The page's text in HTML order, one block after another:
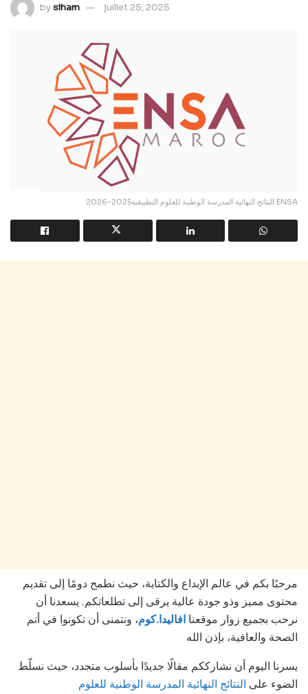
bysiham juillet 25, 2025
النتائج النهائية المدرسة الوطنية للعلوم التطبيقية2025-2026 ENSA
مرحبًا بكم في عالم الإبداع والكتابة، حيث نطمح دومًا إلى تقديم
محتوى مميز وذو جودة عالية يرقى إلى تطلعاتكم. يسعدنا أن
نرحب بجميع زوار موقعنا افاليدا.كوم، ونتمنى أن تكونوا في أتم
الصحة والعافية، بإذن الله
يسرنا اليوم أن نشارككم مقالًا جديدًا بأسلوب متجدد، حيث نسلّط
الضوء على النتائج النهائية المدرسة الوطنية للعلوم